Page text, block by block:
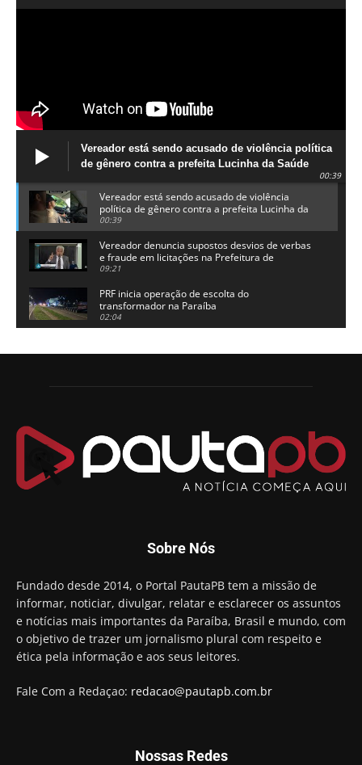
Vereador está sendo acusado de violência política
de gênero contra a prefeita Lucinha da Saúde
00:39
Vereador está sendo acusado de violência
política de gênero contra a prefeita Lucinha da
Saúde
00:39
Vereador denuncia supostos desvios de verbas
e fraude em licitações na Prefeitura de
Alhandra
09:21
PRF inicia operação de escolta do
transformador na Paraíba
02:04
candidatura a governador da Paraíba
Chapa dos sonhos: Cícero agradece a Galdino,
Arthur Lira parabeniza Karla Pimentel por sua
reeleição em Conde
00:23
Aguinaldo Ribeiro destaca apoio do PP a Hugo
preso e faz vídeo na cadeia
Hugo Motta retira projeto que permitia bancos
"confiscar" dinheiro de clientes
01:49
Descaso da gestão Panta deixa crianças e
professoras 'ilhadas' em creche
00:16
Sobre Nós
Fundado desde 2014, o Portal PautaPB tem a missão de
informar, noticiar, divulgar, relatar e esclarecer os assuntos
e notícias mais importantes da Paraíba, Brasil e mundo, com
o objetivo de trazer um jornalismo plural com respeito e
ética pela informação e aos seus leitores.
Fale Com a Redaçao: redacao@pautapb.com.br
Nossas Redes